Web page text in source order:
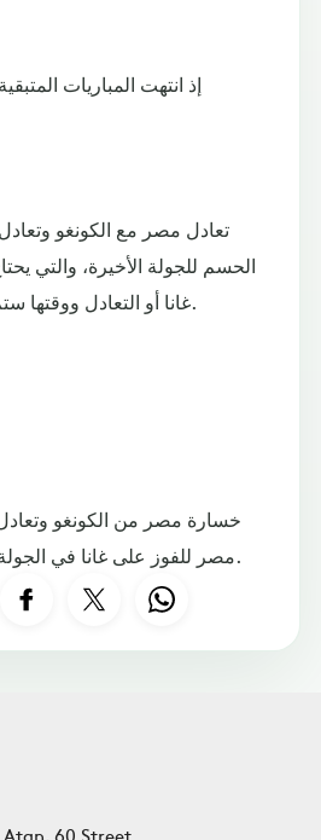
إذ انتهت المباريات
تعادل مصر مع الكونغو وتعادل
الحسم للجولة الأخيرة، والتي
غانا أو التعادل ووقتها ستم النظر لفارق الأهداف.
خسارة مصر من الكونغو وتعادل
مصر للفوز على غانا في الجولة الأخيرة لتضمن التأهل.
60 Street